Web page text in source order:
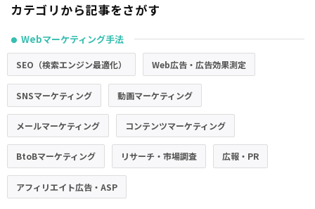
カテゴリから記事をさがす
● Webマーケティング手法
SEO（検索エンジン最適化） Web広告・広告効果測定
SNSマーケティング 動画マーケティング
メールマーケティング コンテンツマーケティング
BtoBマーケティング リサーチ・市場調査 広報・PR
アフィリエイト広告・ASP